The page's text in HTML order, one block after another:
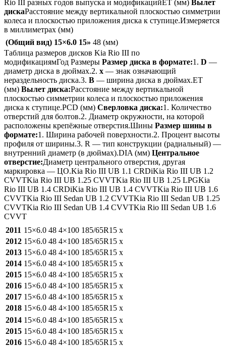
Rio III разных годов выпуска и модификацийET (мм) Вылет
дискаРасстояние между вертикальной плоскостью симметрии
колеса и плоскостью приложения диска к ступице.Измеряется
в миллиметрах (мм)
(Общий вид) 15×6.0 15» 48 (мм)
Таблица размеров дисков Kia Rio III по
модификациямГод Размеры Размер диска в формате:1. D —
диаметр диска в дюймах.2. x — знак означающий
нераздельность диска.3. B — ширина диска в дюймах.ET
(мм) Вылет диска:Расстояние между вертикальной
плоскостью симметрии колеса и плоскостью приложения
диска к ступице.PCD (мм) Сверловка диска:1. Количество
отверстий для болтов.2. Диаметр окружности, на которой
расположены крепёжные отверстия.Шины Размер шины в
формате:1. Ширина рабочей поверхности.2. Процент высоты
профиля от ширины.3. R — тип конструкции (радиальный) —
внутренний диаметр (в дюймах).DIA (мм) Центральное
отверстие:Диаметр центрального отверстия, другая
маркировка — ЦО.Kia Rio III UB 1.1 CRDiKia Rio III UB 1.2
CVVTKia Rio III UB 1.25 CVVTKia Rio III UB 1.25 LPGKia
Rio III UB 1.4 CRDiKia Rio III UB 1.4 CVVTKia Rio III UB 1.6
CVVTKia Rio III Sedan UB 1.2 CVVTKia Rio III Sedan UB 1.25
CVVTKia Rio III Sedan UB 1.4 CVVTKia Rio III Sedan UB 1.6
CVVT
2011 15×6.0 48 4×100 185/65R15 x
2012 15×6.0 48 4×100 185/65R15 x
2013 15×6.0 48 4×100 185/65R15 x
2014 15×6.0 48 4×100 185/65R15 x
2015 15×6.0 48 4×100 185/65R15 x
2016 15×6.0 48 4×100 185/65R15 x
2017 15×6.0 48 4×100 185/65R15 x
2018 15×6.0 48 4×100 185/65R15 x
2014 15×6.0 48 4×100 185/65R15 x
2015 15×6.0 48 4×100 185/65R15 x
2016 15×6.0 48 4×100 185/65R15 x